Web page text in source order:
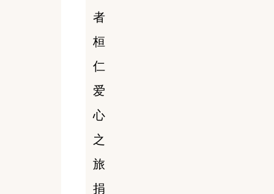
者
桓
仁
爱
心
之
旅
捐